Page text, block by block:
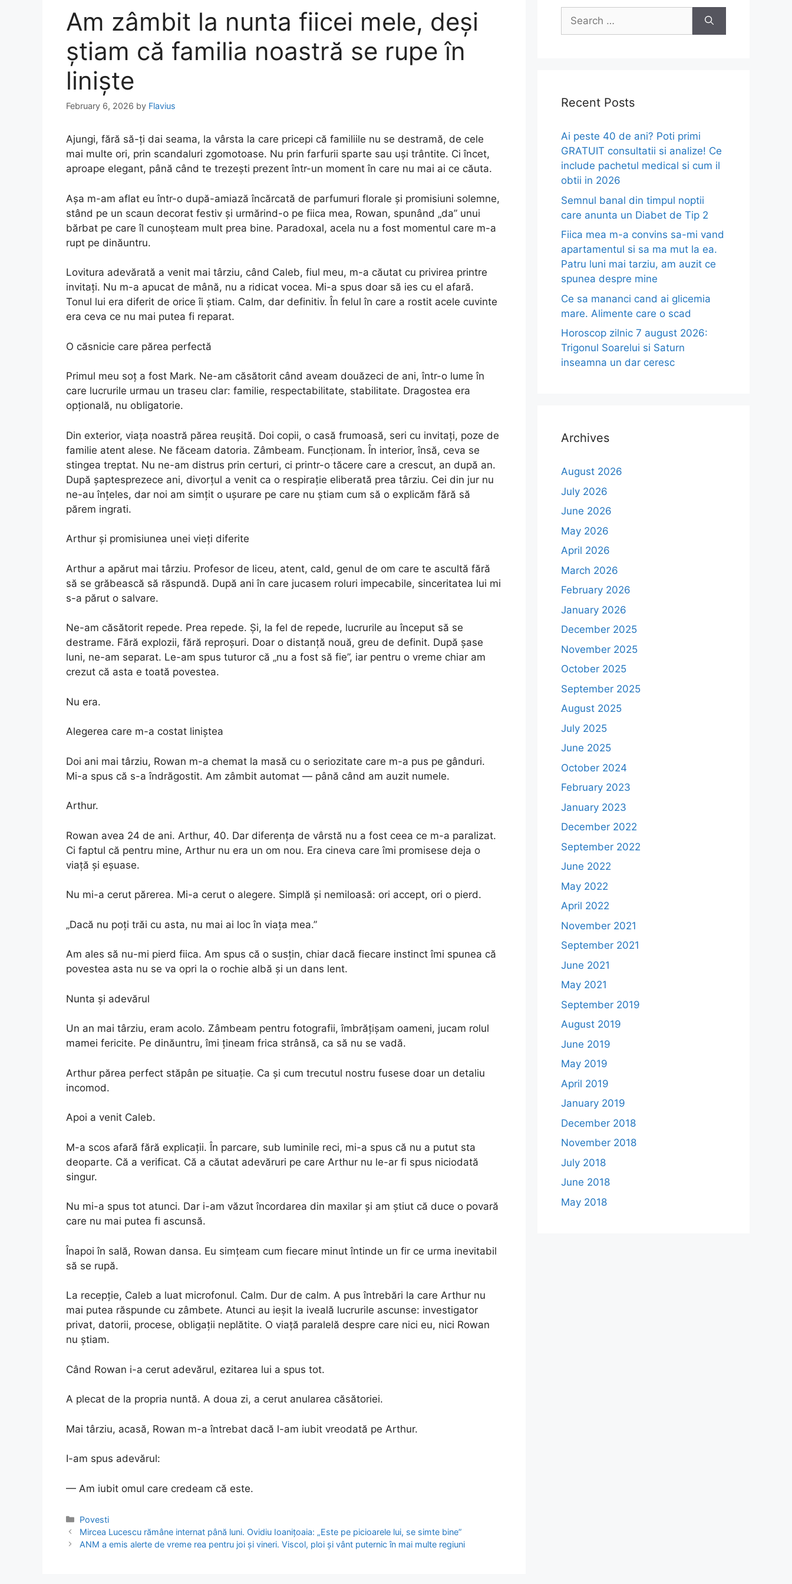
Am zâmbit la nunta fiicei mele, deși
știam că familia noastră se rupe în
liniște
February 6, 2026 by Flavius
Ajungi, fără să-ți dai seama, la vârsta la care pricepi că familiile nu se destramă, de cele
mai multe ori, prin scandaluri zgomotoase. Nu prin farfurii sparte sau uși trântite. Ci încet,
aproape elegant, până când te trezești prezent într-un moment în care nu mai ai ce căuta.
Așa m-am aflat eu într-o după-amiază încărcată de parfumuri florale și promisiuni solemne,
stând pe un scaun decorat festiv și urmărind-o pe fiica mea, Rowan, spunând „da” unui
bărbat pe care îl cunoșteam mult prea bine. Paradoxal, acela nu a fost momentul care m-a
rupt pe dinăuntru.
Lovitura adevărată a venit mai târziu, când Caleb, fiul meu, m-a căutat cu privirea printre
invitați. Nu m-a apucat de mână, nu a ridicat vocea. Mi-a spus doar să ies cu el afară.
Tonul lui era diferit de orice îi știam. Calm, dar definitiv. În felul în care a rostit acele cuvinte
era ceva ce nu mai putea fi reparat.
O căsnicie care părea perfectă
Primul meu soț a fost Mark. Ne-am căsătorit când aveam douăzeci de ani, într-o lume în
care lucrurile urmau un traseu clar: familie, respectabilitate, stabilitate. Dragostea era
opțională, nu obligatorie.
Din exterior, viața noastră părea reușită. Doi copii, o casă frumoasă, seri cu invitați, poze de
familie atent alese. Ne făceam datoria. Zâmbeam. Funcționam. În interior, însă, ceva se
stingea treptat. Nu ne-am distrus prin certuri, ci printr-o tăcere care a crescut, an după an.
După șaptesprezece ani, divorțul a venit ca o respirație eliberată prea târziu. Cei din jur nu
ne-au înțeles, dar noi am simțit o ușurare pe care nu știam cum să o explicăm fără să
părem ingrati.
Arthur și promisiunea unei vieți diferite
Arthur a apărut mai târziu. Profesor de liceu, atent, cald, genul de om care te ascultă fără
să se grăbească să răspundă. După ani în care jucasem roluri impecabile, sinceritatea lui mi
s-a părut o salvare.
Ne-am căsătorit repede. Prea repede. Și, la fel de repede, lucrurile au început să se
destrame. Fără explozii, fără reproșuri. Doar o distanță nouă, greu de definit. După șase
luni, ne-am separat. Le-am spus tuturor că „nu a fost să fie”, iar pentru o vreme chiar am
crezut că asta e toată povestea.
Nu era.
Alegerea care m-a costat liniștea
Doi ani mai târziu, Rowan m-a chemat la masă cu o seriozitate care m-a pus pe gânduri.
Mi-a spus că s-a îndrăgostit. Am zâmbit automat — până când am auzit numele.
Arthur.
Rowan avea 24 de ani. Arthur, 40. Dar diferența de vârstă nu a fost ceea ce m-a paralizat.
Ci faptul că pentru mine, Arthur nu era un om nou. Era cineva care îmi promisese deja o
viață și eșuase.
Nu mi-a cerut părerea. Mi-a cerut o alegere. Simplă și nemiloasă: ori accept, ori o pierd.
„Dacă nu poți trăi cu asta, nu mai ai loc în viața mea.”
Am ales să nu-mi pierd fiica. Am spus că o susțin, chiar dacă fiecare instinct îmi spunea că
povestea asta nu se va opri la o rochie albă și un dans lent.
Nunta și adevărul
Un an mai târziu, eram acolo. Zâmbeam pentru fotografii, îmbrățișam oameni, jucam rolul
mamei fericite. Pe dinăuntru, îmi țineam frica strânsă, ca să nu se vadă.
Arthur părea perfect stăpân pe situație. Ca și cum trecutul nostru fusese doar un detaliu
incomod.
Apoi a venit Caleb.
M-a scos afară fără explicații. În parcare, sub luminile reci, mi-a spus că nu a putut sta
deoparte. Că a verificat. Că a căutat adevăruri pe care Arthur nu le-ar fi spus niciodată
singur.
Nu mi-a spus tot atunci. Dar i-am văzut încordarea din maxilar și am știut că duce o povară
care nu mai putea fi ascunsă.
Înapoi în sală, Rowan dansa. Eu simțeam cum fiecare minut întinde un fir ce urma inevitabil
să se rupă.
La recepție, Caleb a luat microfonul. Calm. Dur de calm. A pus întrebări la care Arthur nu
mai putea răspunde cu zâmbete. Atunci au ieșit la iveală lucrurile ascunse: investigator
privat, datorii, procese, obligații neplătite. O viață paralelă despre care nici eu, nici Rowan
nu știam.
Când Rowan i-a cerut adevărul, ezitarea lui a spus tot.
A plecat de la propria nuntă. A doua zi, a cerut anularea căsătoriei.
Mai târziu, acasă, Rowan m-a întrebat dacă l-am iubit vreodată pe Arthur.
I-am spus adevărul:
— Am iubit omul care credeam că este.
Categories
Povesti
Post
navigation
Mircea Lucescu rămâne internat până luni. Ovidiu Ioanițoaia: „Este pe picioarele lui, se simte bine”
ANM a emis alerte de vreme rea pentru joi și vineri. Viscol, ploi și vânt puternic în mai multe regiuni
Search
for:
Recent Posts
Ai peste 40 de ani? Poti primi
GRATUIT consultatii si analize! Ce
include pachetul medical si cum il
obtii in 2026
Semnul banal din timpul noptii
care anunta un Diabet de Tip 2
Fiica mea m-a convins sa-mi vand
apartamentul si sa ma mut la ea.
Patru luni mai tarziu, am auzit ce
spunea despre mine
Ce sa mananci cand ai glicemia
mare. Alimente care o scad
Horoscop zilnic 7 august 2026:
Trigonul Soarelui si Saturn
inseamna un dar ceresc
Archives
August 2026
July 2026
June 2026
May 2026
April 2026
March 2026
February 2026
January 2026
December 2025
November 2025
October 2025
September 2025
August 2025
July 2025
June 2025
October 2024
February 2023
January 2023
December 2022
September 2022
June 2022
May 2022
April 2022
November 2021
September 2021
June 2021
May 2021
September 2019
August 2019
June 2019
May 2019
April 2019
January 2019
December 2018
November 2018
July 2018
June 2018
May 2018